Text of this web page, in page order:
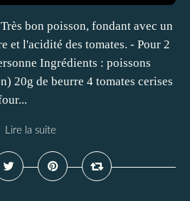
bon poisson, fondant avec un
et l'acidité des tomates. - Pour 2
Ingrédients : poissons
20g de beurre 4 tomates cerises
Lire la suite